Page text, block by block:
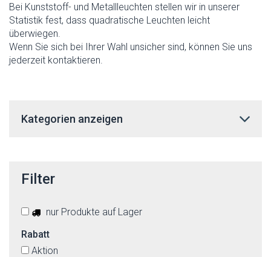
Bei Kunststoff- und Metallleuchten stellen wir in unserer
Statistik fest, dass quadratische Leuchten leicht
überwiegen.
Wenn Sie sich bei Ihrer Wahl unsicher sind, können Sie uns
jederzeit kontaktieren.
Kategorien anzeigen
Filter
nur Produkte auf Lager
Rabatt
Aktion